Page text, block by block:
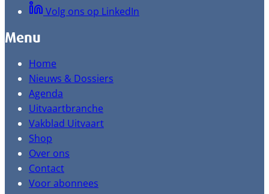
Volg ons op LinkedIn
Menu
Home
Nieuws & Dossiers
Agenda
Uitvaartbranche
Vakblad Uitvaart
Shop
Over ons
Contact
Voor abonnees